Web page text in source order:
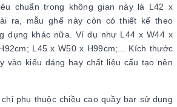
chuẩn trong không gian này là L42 x
ra, mẫu ghế này còn có thiết kế theo
dụng khác nữa. Ví dụ như L44 x W44 x
L45 x W50 x H99cm;... Kích thước
vào kiểu dáng hay chất liệu cấu tạo nên
phụ thuộc chiều cao quầy bar sử dụng